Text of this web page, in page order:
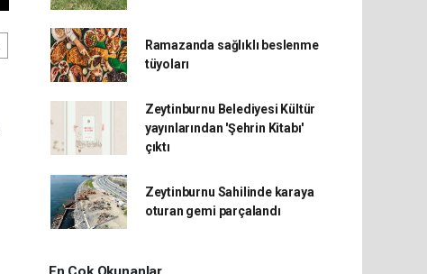
Ramazanda sağlıklı beslenme
tüyoları
Zeytinburnu Belediyesi Kültür
yayınlarından 'Şehrin Kitabı'
çıktı
Zeytinburnu Sahilinde karaya
oturan gemi parçalandı